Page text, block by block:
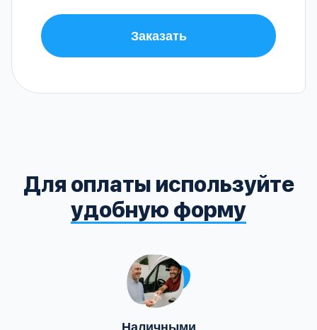
Заказать
Для оплаты используйте
удобную форму
Наличными